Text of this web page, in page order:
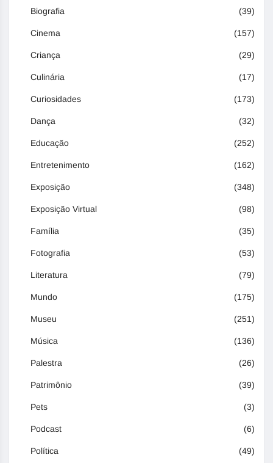
Biografia (39)
Cinema (157)
Criança (29)
Culinária (17)
Curiosidades (173)
Dança (32)
Educação (252)
Entretenimento (162)
Exposição (348)
Exposição Virtual (98)
Família (35)
Fotografia (53)
Literatura (79)
Mundo (175)
Museu (251)
Música (136)
Palestra (26)
Patrimônio (39)
Pets (3)
Podcast (6)
Política (49)